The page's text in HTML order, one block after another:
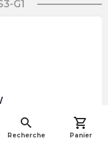
search
Recherche
shopping_cart
Panier
G1
arrow_forward
navigate_before